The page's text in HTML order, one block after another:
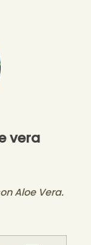
vera
Aloe Vera.